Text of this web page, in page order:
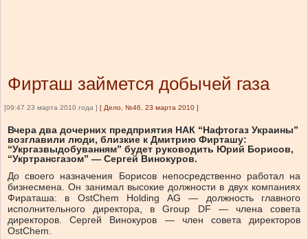
Фирташ займется добычей газа
[09:47 23 марта 2010 года ] [ Дело, №46, 23 марта 2010 ]
Вчера два дочерних предприятия НАК “Нафтогаз Украины”
возглавили люди, близкие к Дмитрию Фирташу:
“Укргазвыдобуванням” будет руководить Юрий Борисов,
“Укртрансгазом” — Сергей Винокуров.
До своего назначения Борисов непосредственно работал на
бизнесмена. Он занимал высокие должности в двух компаниях
Фираташа: в OstChem Holding AG — должность главного
исполнительного директора, в Group DF — члена совета
директоров. Сергей Винокуров — член совета директоров
OstChem.